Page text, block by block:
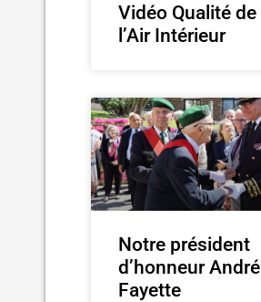
Vidéo Qualité de
l’Air Intérieur
Notre président
d’honneur André
Fayette